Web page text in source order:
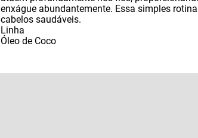
enxágue abundantemente. Essa simples
cabelos saudáveis.
Linha
Óleo de Coco